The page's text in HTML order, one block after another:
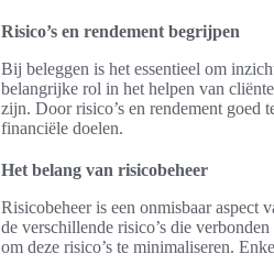
Risico’s en rendement begrijpen
Bij beleggen is het essentieel om
belangrijke rol in het helpen van
zijn. Door risico’s en rendement goed
financiële doelen.
Het belang van risicobeheer
Risicobeheer is een onmisbaar aspect
de verschillende risico’s die
om deze risico’s te minimaliseren.